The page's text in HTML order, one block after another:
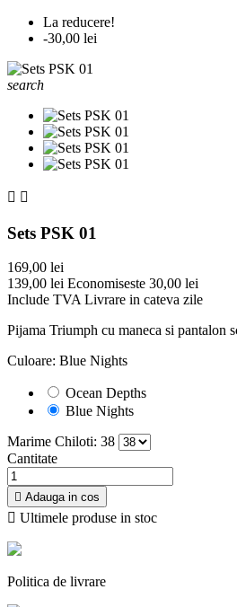
La reducere!
-30,00 lei
search
 
Sets PSK 01
169,00 lei
139,00 lei Economiseste 30,00 lei
Include TVALivrare in cateva zile
Pijama Triumph cu maneca si pantalon
Culoare: Blue Nights
Ocean Depths
Blue Nights
Marime Chiloti: 38
Cantitate
 Adauga in cos
 Ultimele produse in stoc
Politica de livrare